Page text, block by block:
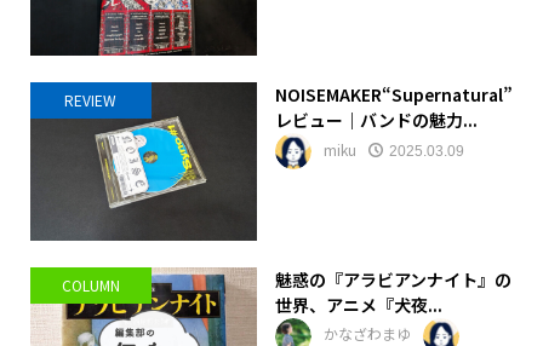
REVIEW
NOISEMAKER“Supernatural”
レビュー｜バンドの魅力...
miku 2025.03.09
COLUMN
魅惑の『アラビアンナイト』の
世界、アニメ『犬夜...
かなざわまゆ